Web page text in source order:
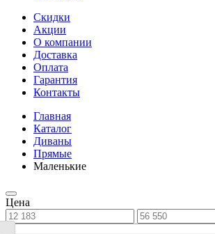
Скидки
Акции
О компании
Доставка
Оплата
Гарантия
Контакты
Главная
Каталог
Диваны
Прямые
Маленькие
Цена